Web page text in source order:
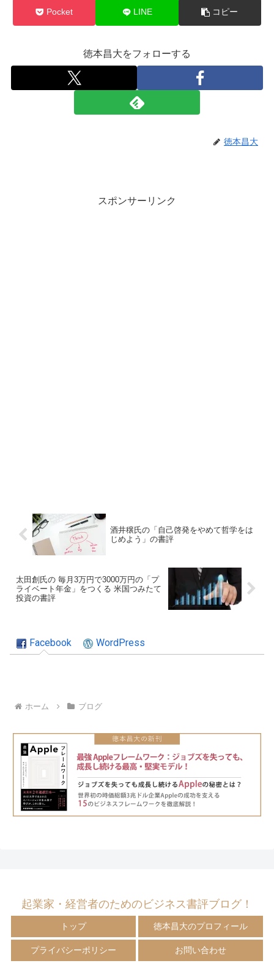
Pocket LINE コピー
徳本昌大をフォローする
徳本昌大
スポンサーリンク
酒井穣氏の「自己啓発をやめて哲学をは
じめよう」の書評
太田創氏の 毎月3万円で3000万円の「プ
ライベート年金」をつくる 米国つみたて
投資の書評
Facebook WordPress
ホーム ブログ
起業家・経営者のためのビジネス書評ブログ！
トップ 徳本昌大のプロフィール
プライバシーポリシー お問い合わせ